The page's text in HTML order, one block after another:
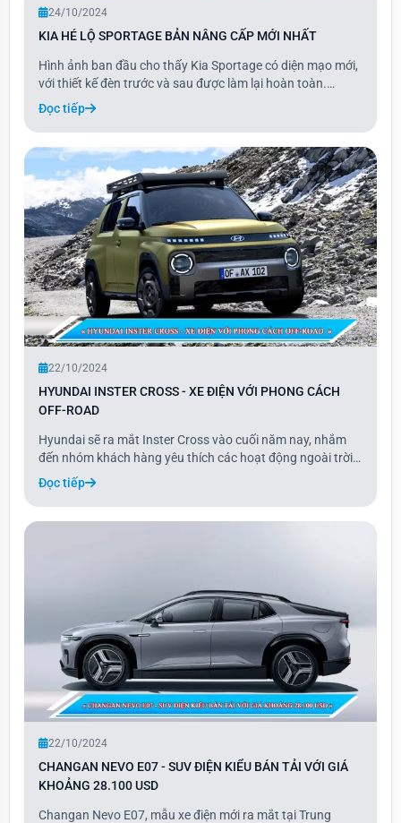
24/10/2024
KIA HÉ LỘ SPORTAGE BẢN NÂNG CẤP MỚI NHẤT
Hình ảnh ban đầu cho thấy Kia Sportage có diện mạo mới,
với thiết kế đèn trước và sau được làm lại hoàn toàn.
Những thay đổi này mang đến cho Sportage vẻ ngoài hiện
đại và sắc sảo hơn, làm nổi bật phong cách độc đáo của
mẫu xe.
Đọc tiếp
22/10/2024
HYUNDAI INSTER CROSS - XE ĐIỆN VỚI PHONG CÁCH
OFF-ROAD
Hyundai sẽ ra mắt Inster Cross vào cuối năm nay, nhắm
đến nhóm khách hàng yêu thích các hoạt động ngoài trời.
Được định vị giữa các mẫu xe cỡ A và B, Inster Cross sở
hữu không gian nội thất rộng rãi với sức chứa hành lý lên
đến 280 lít.
Đọc tiếp
22/10/2024
CHANGAN NEVO E07 - SUV ĐIỆN KIỂU BÁN TẢI VỚI GIÁ
KHOẢNG 28.100 USD
Changan Nevo E07, mẫu xe điện mới ra mắt tại Trung